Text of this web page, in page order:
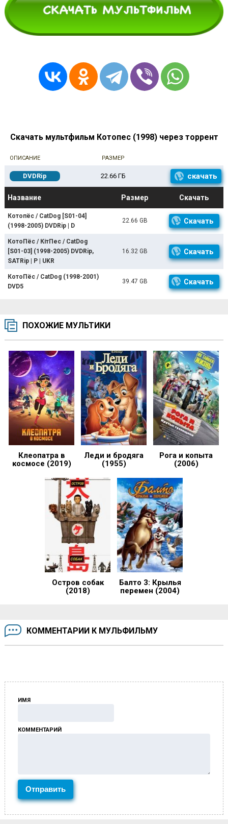
Скачать мультфильм Котопес (1998) через торрент
ОПИСАНИЕ РАЗМЕР
DVDRip 22.66 ГБ скачать
Название Размер Скачать
Котопёс / CatDog [S01-04]
(1998-2005) DVDRip | D
22.66 GB Скачать
КотоПёс / КітПес / CatDog
[S01-03] (1998-2005) DVDRip,
SATRip | P | UKR
16.32 GB Скачать
КотоПёс / CatDog (1998-2001)
DVD5
39.47 GB Скачать
ПОХОЖИЕ МУЛЬТИКИ
Клеопатра в
космосе (2019)
Леди и бродяга
(1955)
Рога и копыта
(2006)
Остров собак
(2018)
Балто 3: Крылья
перемен (2004)
КОММЕНТАРИИ К МУЛЬФИЛЬМУ
ИМЯ
КОММЕНТАРИЙ